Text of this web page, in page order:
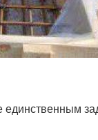
единственным